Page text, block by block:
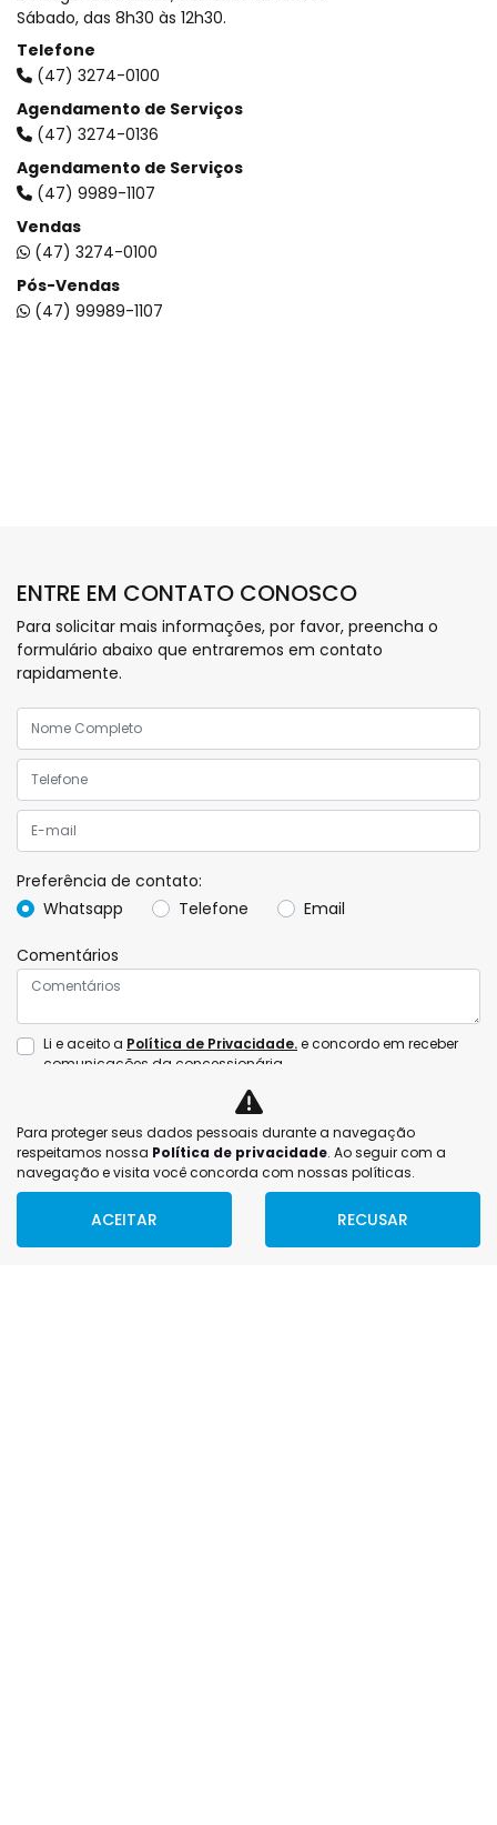
Sábado, das 8h30 às 12h30.
Telefone
(47) 3274-0100
Agendamento de Serviços
(47) 3274-0136
Agendamento de Serviços
(47) 9989-1107
Vendas
(47) 3274-0100
Pós-Vendas
(47) 99989-1107
ENTRE EM CONTATO CONOSCO
Para solicitar mais informações, por favor, preencha o
formulário abaixo que entraremos em contato
rapidamente.
Preferência de contato:
Whatsapp
Telefone Email
Comentários
Li e aceito a Política de Privacidade.e concordo em receber
comunicações da concessionária.
ENTRAR EM CONTATO
Para proteger seus dados pessoais durante a navegação
respeitamos nossa Política de privacidade. Ao seguir com a
navegação e visita você concorda com nossas políticas.
ACEITAR RECUSAR